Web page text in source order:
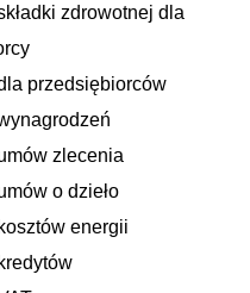
zdrowotnej dla
przedsiębiorców
zlecenia
o dzieło
energii